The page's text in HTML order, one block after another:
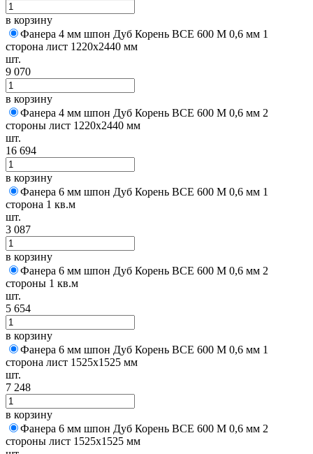
в корзину
Фанера 4 мм шпон Дуб Корень BCE 600 M 0,6 мм 1
сторона лист 1220х2440 мм
шт.
9 070
в корзину
Фанера 4 мм шпон Дуб Корень BCE 600 M 0,6 мм 2
стороны лист 1220х2440 мм
шт.
16 694
в корзину
Фанера 6 мм шпон Дуб Корень BCE 600 M 0,6 мм 1
сторона 1 кв.м
шт.
3 087
в корзину
Фанера 6 мм шпон Дуб Корень BCE 600 M 0,6 мм 2
стороны 1 кв.м
шт.
5 654
в корзину
Фанера 6 мм шпон Дуб Корень BCE 600 M 0,6 мм 1
сторона лист 1525х1525 мм
шт.
7 248
в корзину
Фанера 6 мм шпон Дуб Корень BCE 600 M 0,6 мм 2
стороны лист 1525х1525 мм